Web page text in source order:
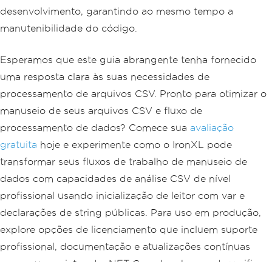
desenvolvimento, garantindo ao mesmo tempo a
manutenibilidade do código.
Esperamos que este guia abrangente tenha fornecido
uma resposta clara às suas necessidades de
processamento de arquivos CSV. Pronto para otimizar o
manuseio de seus arquivos CSV e fluxo de
processamento de dados? Comece sua avaliação
gratuita hoje e experimente como o IronXL pode
transformar seus fluxos de trabalho de manuseio de
dados com capacidades de análise CSV de nível
profissional usando inicialização de leitor com var e
declarações de string públicas. Para uso em produção,
explore opções de licenciamento que incluem suporte
profissional, documentação e atualizações contínuas